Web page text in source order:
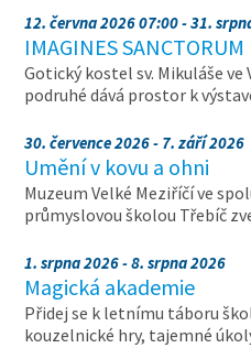
12. června 2026 07:00 - 31.
IMAGINES SANCTORUM
Gotický kostel sv. Mikuláše
podruhé dává prostor k
30. července 2026 - 7. září 2026
Umění v kovu a ohni
Muzeum Velké Meziříčí ve
průmyslovou školou Třebíč
1. srpna 2026 - 8. srpna 2026
Magická akademie
Přidej se k letnímu táboru
kouzelnické hry, tajemné